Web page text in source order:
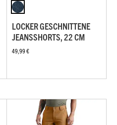
LOCKER GESCHNITTENE
JEANSSHORTS, 22 CM
49,99 €